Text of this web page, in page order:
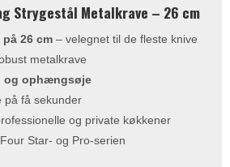
Strygestål Metalkrave – 26 cm
26 cm– velegnet til de fleste knive
metalkrave
og ophængsøje
på få sekunder
og private køkkener
Star- og Pro-serien